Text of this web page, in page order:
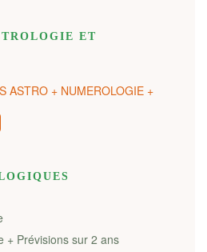
ET
ASTRO + NUMEROLOGIE +
+ Prévisions sur 2 ans